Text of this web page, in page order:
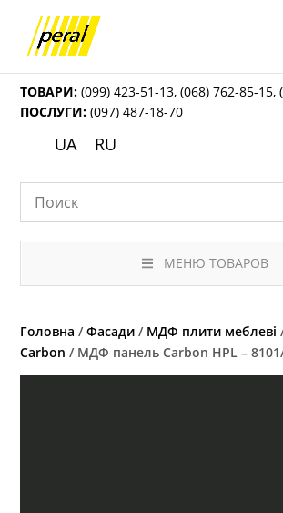
ТОВАРИ: (099) 423-51-13,(068) 762-85-15,
ПОСЛУГИ: (097) 487-18-70
UA RU
МЕНЮ ТОВАРОВ
Головна /Фасади / МДФ плити меблеві
Carbon / МДФ панель Carbon HPL –